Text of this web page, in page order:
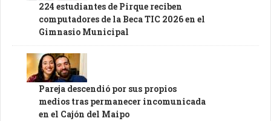
224 estudiantes de Pirque reciben
computadores de la Beca TIC 2026 en el
Gimnasio Municipal
Pareja descendió por sus propios
medios tras permanecer incomunicada
en el Cajón del Maipo